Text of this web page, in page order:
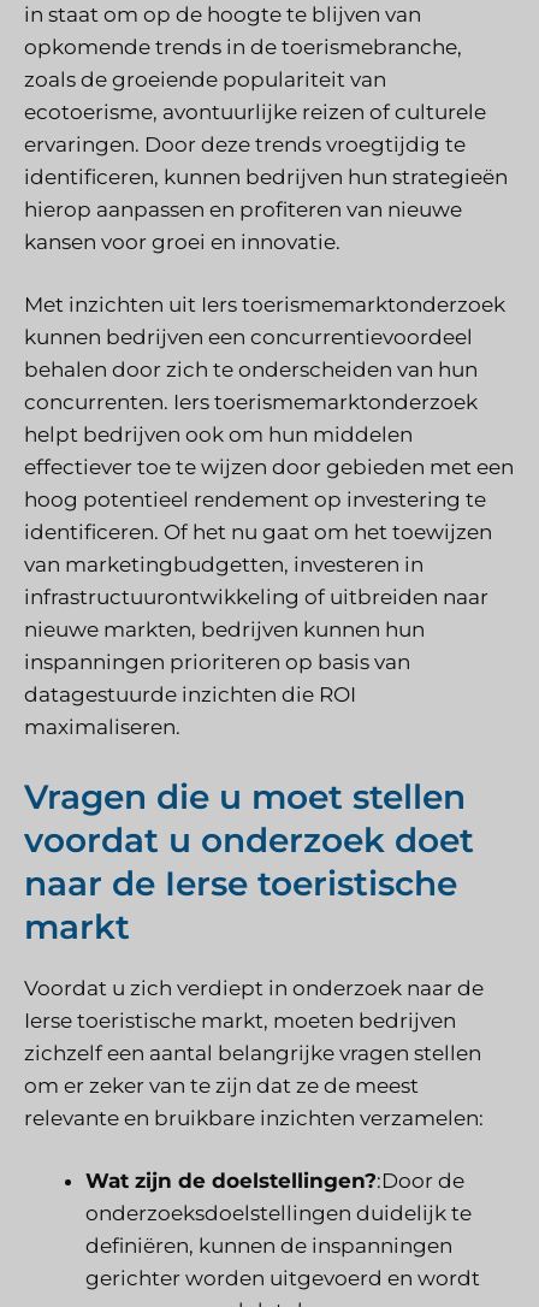
in staat om op de hoogte te blijven van
opkomende trends in de toerismebranche,
zoals de groeiende populariteit van
ecotoerisme, avontuurlijke reizen of culturele
ervaringen. Door deze trends vroegtijdig te
identificeren, kunnen bedrijven hun strategieën
hierop aanpassen en profiteren van nieuwe
kansen voor groei en innovatie.
Met inzichten uit Iers toerismemarktonderzoek
kunnen bedrijven een concurrentievoordeel
behalen door zich te onderscheiden van hun
concurrenten. Iers toerismemarktonderzoek
helpt bedrijven ook om hun middelen
effectiever toe te wijzen door gebieden met een
hoog potentieel rendement op investering te
identificeren. Of het nu gaat om het toewijzen
van marketingbudgetten, investeren in
infrastructuurontwikkeling of uitbreiden naar
nieuwe markten, bedrijven kunnen hun
inspanningen prioriteren op basis van
datagestuurde inzichten die ROI
maximaliseren.
Vragen die u moet stellen
voordat u onderzoek doet
naar de Ierse toeristische
markt
Voordat u zich verdiept in onderzoek naar de
Ierse toeristische markt, moeten bedrijven
zichzelf een aantal belangrijke vragen stellen
om er zeker van te zijn dat ze de meest
relevante en bruikbare inzichten verzamelen:
Wat zijn de doelstellingen?:Door de
onderzoeksdoelstellingen duidelijk te
definiëren, kunnen de inspanningen
gerichter worden uitgevoerd en wordt